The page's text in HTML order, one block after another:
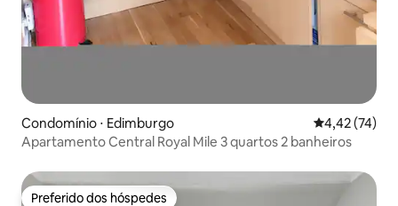
Condomínio ⋅ Edimburgo 4,42 de uma
4,42 (74)
Apartamento Central Royal Mile 3 quartos 2 banheiros
Preferido dos hóspedes